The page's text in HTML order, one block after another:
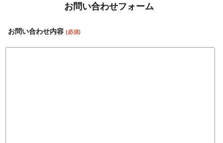
お問い合わせフォーム
お問い合わせ内容(必須)